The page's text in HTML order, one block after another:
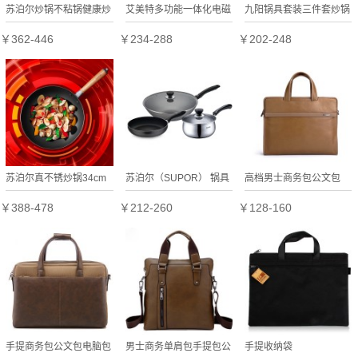
苏泊尔炒锅不粘锅健康炒
菜锅电磁炉燃气
NC32NA1定制公司广告
礼品
￥362-446
艾美特多功能一体化电磁
炉/电陶炉 CT2202定制公
￥234-288
九阳锅具套装三件套炒锅
不粘锅CF-T0531定制公
￥202-248
苏泊尔真不锈炒锅34cm
炒菜锅铁锅CC34AC3定
￥388-478
苏泊尔（SUPOR） 锅具
套装三件套VTP1602T定
￥212-260
高档男士商务包公文包
￥128-160
手提商务包公文包电脑包 男士商务单肩包手提包公 手提收纳袋